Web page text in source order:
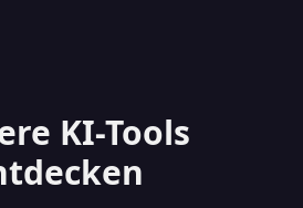
KI-Tools